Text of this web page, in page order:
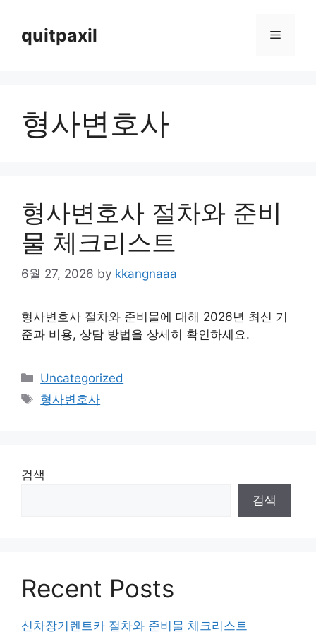
contentquitpaxil Menu
형사변호사
형사변호사 절차와 준비
물 체크리스트
6월 27, 2026 by kkangnaaa
형사변호사 절차와 준비물에 대해 2026년 최신 기
준과 비용, 상담 방법을 상세히 확인하세요.
Categories
Uncategorized
Tags
형사변호사
검색
검색
Recent Posts
신차장기렌트카 절차와 준비물 체크리스트